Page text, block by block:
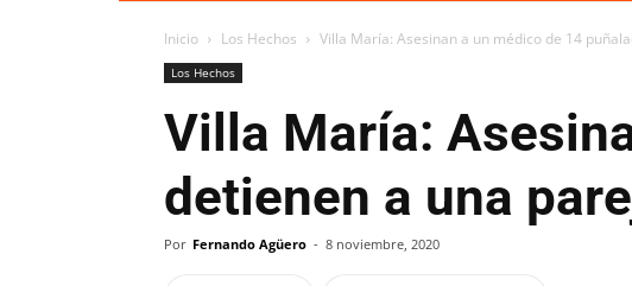
Inicio Los Hechos Villa María: Asesinan a un médico de 14
Los Hechos
Villa María:
detienen a una
Por Fernando Agüero - 8 noviembre, 2020